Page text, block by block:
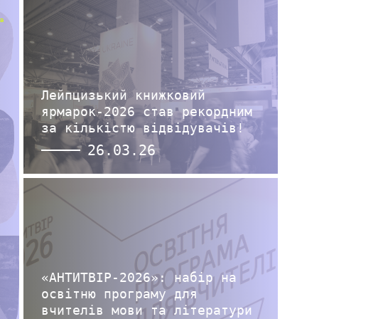
Лейпцизький книжковий
ярмарок-2026 став рекордним
за кількістю відвідувачів!
26.03.26
«АНТИТВІР-2026»: набір на
освітню програму для
вчителів мови та літератури